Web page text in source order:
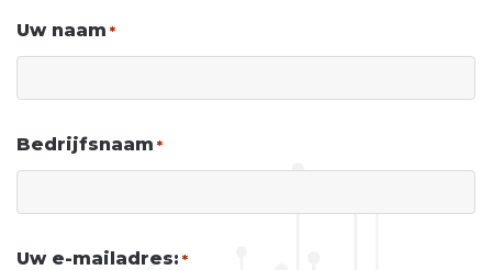
Uw naam *
Bedrijfsnaam *
Uw e-mailadres: *